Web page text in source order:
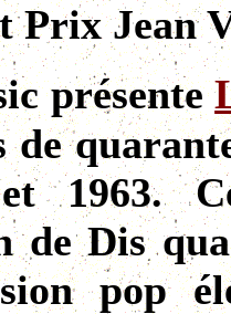
Prix Jean
présente
de
1963.
de Dis
pop